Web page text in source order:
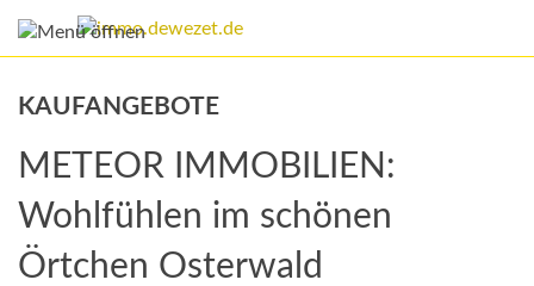
KAUFANGEBOTE
METEOR IMMOBILIEN:
Wohlfühlen im schönen
Örtchen Osterwald